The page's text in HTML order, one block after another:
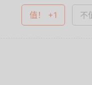
值！ +1 不